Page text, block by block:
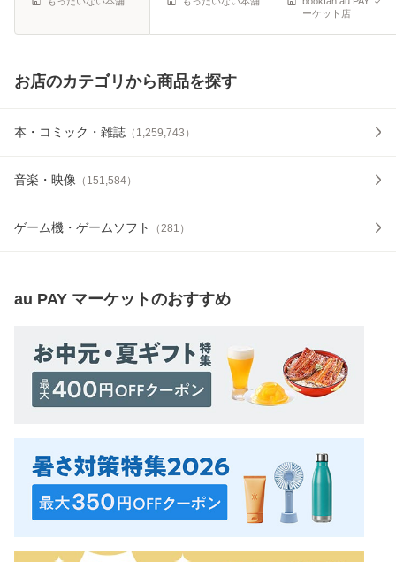
ーケット店
お店のカテゴリから商品を探す
本・コミック・雑誌 （ 1,259,743 ）
音楽・映像 （ 151,584）
ゲーム機・ゲームソフト （ 281 ）
au PAY マーケットのおすすめ